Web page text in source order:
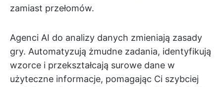
zamiast przełomów.
Agenci AI do analizy danych zmieniają zasady
gry. Automatyzują żmudne zadania, identyfikują
wzorce i przekształcają surowe dane w
użyteczne informacje, pomagając Ci szybciej